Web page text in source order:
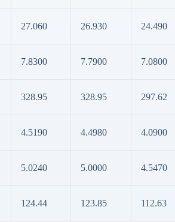
27.060 26.930 24.490
7.8300 7.7900 7.0800
328.95 328.95 297.62
4.5190 4.4980 4.0900
5.0240 5.0000 4.5470
124.44 123.85 112.63